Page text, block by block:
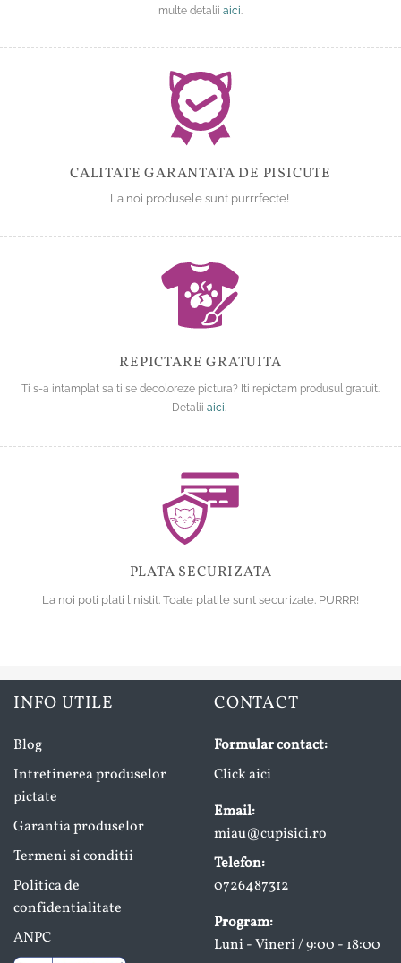
multe detalii aici
CALITATE GARANTATA DE PISICUTE
La noi produsele sunt purrrfecte!
REPICTARE GRATUITA
Ti s-a intamplat sa ti se decoloreze pictura? Iti repictam produsul gratuit.
Detalii aici.
PLATA SECURIZATA
La noi poti plati linistit. Toate platile sunt securizate. PURRR!
INFO UTILE
Blog
Intretinerea produselor
pictate
Garantia produselor
Termeni si conditii
Politica de
confidentialitate
ANPC
CONTACT
Formular contact:
Click aici
Email:
miau@cupisici.ro
Telefon:
0726487312
Program:
Luni - Vineri / 9:00 - 18:00